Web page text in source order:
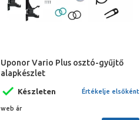
Uponor Vario Plus osztó-gyűjtő
alapkészlet
Készleten Értékelje elsőként
web ár